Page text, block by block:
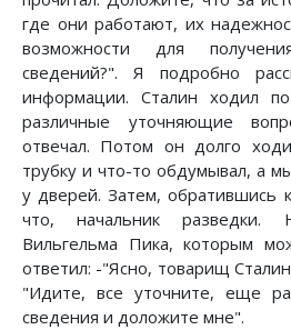
где они работают, их
возможности для
сведений?". Я подробно
информации. Сталин ходил
различные уточняющие
отвечал. Потом он долго
трубку и что-то обдумывал, а
у дверей. Затем, обратившись
что, начальник
Вильгельма Пика, которым
ответил: -"Ясно, товарищ
"Идите, все уточните, еще
сведения и доложите мне".